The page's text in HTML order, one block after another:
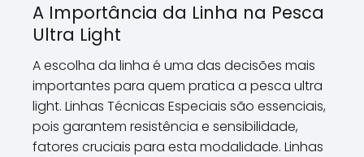
A Importância da Linha na Pesca
Ultra Light
A escolha da linha é uma das decisões mais
importantes para quem pratica a pesca ultra
light. Linhas Técnicas Especiais são essenciais,
pois garantem resistência e sensibilidade,
fatores cruciais para esta modalidade. Linhas